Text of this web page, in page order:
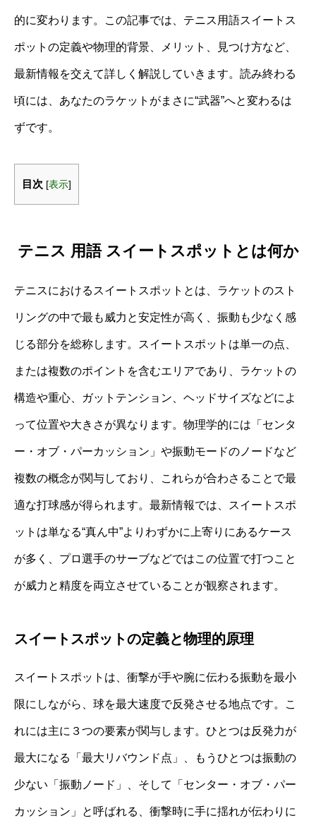
的に変わります。この記事では、テニス用語スイートス
ポットの定義や物理的背景、メリット、見つけ方など、
最新情報を交えて詳しく解説していきます。読み終わる
頃には、あなたのラケットがまさに“武器”へと変わるは
ずです。
目次 [表示]
テニス 用語 スイートスポットとは何か
テニスにおけるスイートスポットとは、ラケットのスト
リングの中で最も威力と安定性が高く、振動も少なく感
じる部分を総称します。スイートスポットは単一の点、
または複数のポイントを含むエリアであり、ラケットの
構造や重心、ガットテンション、ヘッドサイズなどによ
って位置や大きさが異なります。物理学的には「センタ
ー・オブ・パーカッション」や振動モードのノードなど
複数の概念が関与しており、これらが合わさることで最
適な打球感が得られます。最新情報では、スイートスポ
ットは単なる“真ん中”よりわずかに上寄りにあるケース
が多く、プロ選手のサーブなどではこの位置で打つこと
が威力と精度を両立させていることが観察されます。
スイートスポットの定義と物理的原理
スイートスポットは、衝撃が手や腕に伝わる振動を最小
限にしながら、球を最大速度で反発させる地点です。こ
れには主に３つの要素が関与します。ひとつは反発力が
最大になる「最大リバウンド点」、もうひとつは振動の
少ない「振動ノード」、そして「センター・オブ・パー
カッション」と呼ばれる、衝撃時に手に揺れが伝わりに